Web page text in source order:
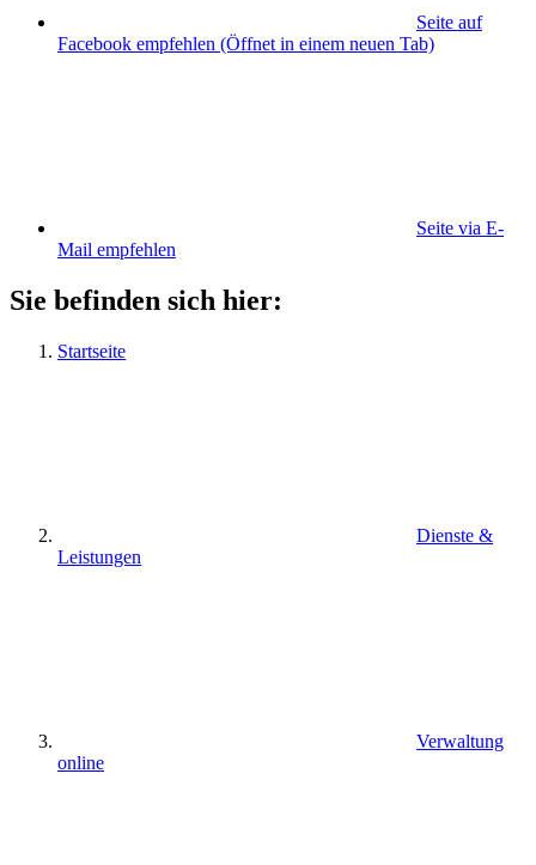
Seite auf
Facebook empfehlen (Öffnet in einem neuen Tab)
Seite via E-
Mail empfehlen
Sie befinden sich hier:
Startseite
Dienste &
Leistungen
Verwaltung
online